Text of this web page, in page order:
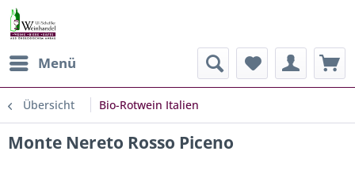
Menü
Übersicht Bio-Rotwein Italien
Monte Nereto Rosso Piceno